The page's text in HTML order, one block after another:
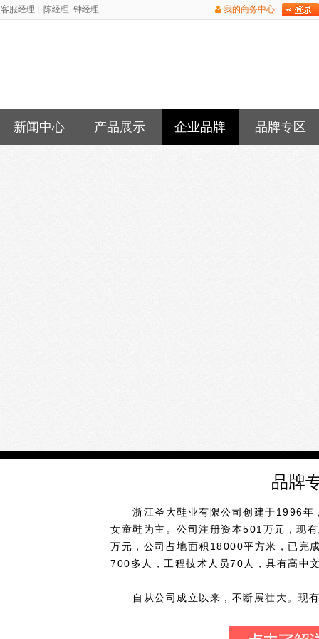
我的商务中心
服经理 陈经理 钟经理
新闻中心 产品展示 企业品牌 品牌专区
品牌
浙江圣大鞋业有限公司创建于1996年
女童鞋为主。公司注册资本501万元，现
万元，公司占地面积18000平方米，已完
700多人，工程技术人员70人，具有高中
自从公司成立以来，不断展壮大。现有
续被评为重合同守信用单位、市重点骨干